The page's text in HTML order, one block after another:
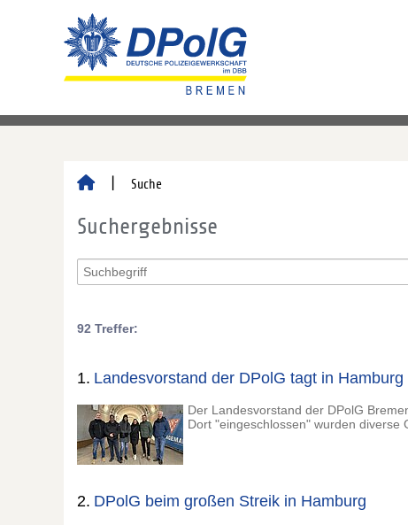
Suche
Suchergebnisse
92 Treffer:
1. Landesvorstand der DPolG tagt in Hamburg
Der Landesvorstand der DPolG
Dort "eingeschlossen" wurden diverse
2. DPolG beim großen Streik in Hamburg